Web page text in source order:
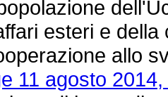
esteri e
allo
11 agosto